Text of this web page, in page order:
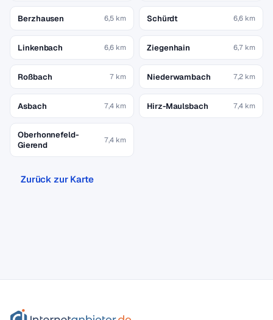
Berzhausen 6,5 km Schürdt 6,6 km
Linkenbach 6,6 km Ziegenhain 6,7 km
Roßbach 7 km Niederwambach 7,2 km
Asbach 7,4 km Hirz-Maulsbach 7,4 km
Oberhonnefeld-
Gierend
7,4 km
Zurück zur Karte